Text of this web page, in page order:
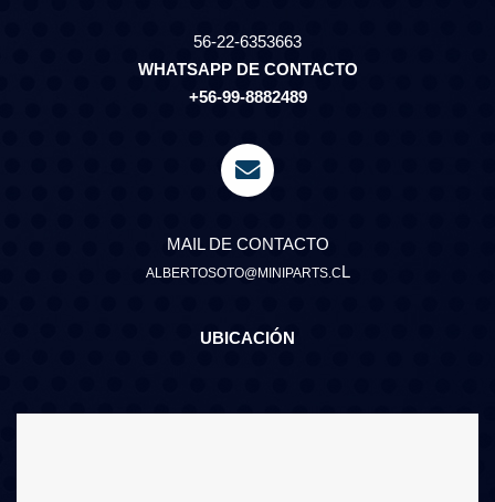
56-22-6353663
WHATSAPP DE CONTACTO
+56-99-8882489
MAIL DE CONTACTO
ALBERTOSOTO@MINIPARTS.CL
UBICACIÓN